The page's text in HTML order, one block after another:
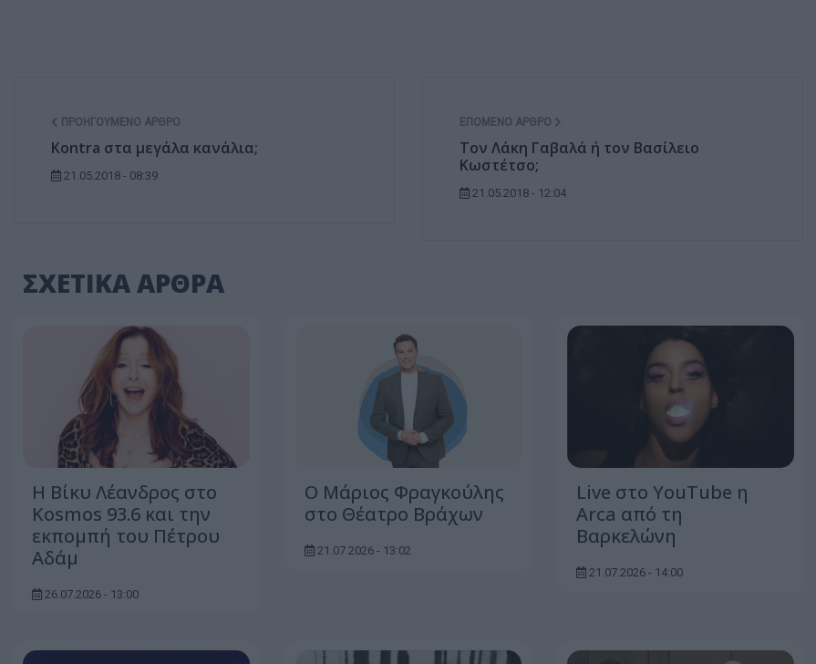
ΠΡΟΗΓΟΎΜΕΝΟ ΆΡΘΡΟ
Kontra στα μεγάλα κανάλια;
21.05.2018 - 08:39
ΕΠΌΜΕΝΟ ΆΡΘΡΟ
Τον Λάκη Γαβαλά ή τον Βασίλειο
Κωστέτσο;
21.05.2018 - 12:04
ΣΧΕΤΙΚΑ ΑΡΘΡΑ
Η Βίκυ Λέανδρος στο
Kosmos 93.6 και την
εκπομπή του Πέτρου
Αδάμ
26.07.2026 - 13:00
Ο Μάριος Φραγκούλης
στο Θέατρο Βράχων
21.07.2026 - 13:02
Live στο YouTube η
Arca από τη
Βαρκελώνη
21.07.2026 - 14:00